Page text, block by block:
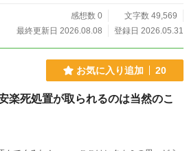
感想数 0
文字数 49,569
最終更新日 2026.08.08
登録日 2026.05.31
お気に入り追加 20
楽死処置が取られるのは当然のこ